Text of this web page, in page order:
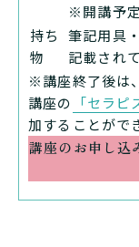
※開講予
持ち
物
筆記用具
記載され
※講座終了後は
講座の 「セラ
加することがで
講座のお申し込